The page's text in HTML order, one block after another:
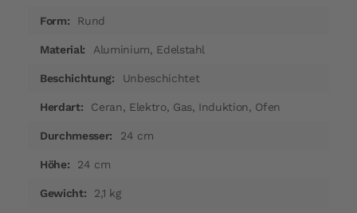
Rund
Aluminium, Edelstahl
Unbeschichtet
Ceran, Elektro, Gas, Induktion, Ofen
24 cm
24 cm
2,1 kg